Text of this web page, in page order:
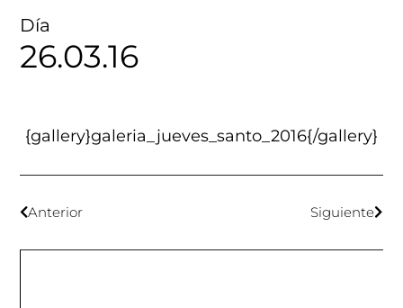
Día
26.03.16
{gallery}galeria_jueves_santo_2016{/gallery}
Anterior Siguiente